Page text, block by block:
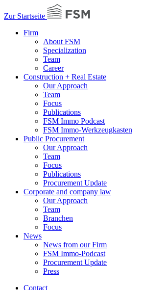
Zur Startseite
Firm
About FSM
Specialization
Team
Career
Construction + Real Estate
Our Approach
Team
Focus
Publications
FSM Immo Podcast
FSM Immo-Werkzeugkasten
Public Procurement
Our Approach
Team
Focus
Publications
Procurement Update
Corporate and company law
Our Approach
Team
Branchen
Focus
News
News from our Firm
FSM Immo-Podcast
Procurement Update
Press
Contact